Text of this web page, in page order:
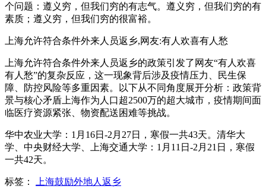
个问题：遵义穷，但我们穷的有志气。遵义穷，但我们穷的有
素质；遵义穷，但我们穷的很富裕。
上海允许符合条件外来人员返乡,网友:有人欢喜有人愁
上海允许符合条件外来人员返乡的政策引发了网友“有人欢喜
有人愁”的复杂反应，这一现象背后涉及疫情压力、民生保
障、防控风险等多重因素。以下从不同角度展开分析：政策背
景与核心矛盾上海作为人口超2500万的超大城市，疫情期间面
临医疗资源紧张、物资配送困难等挑战。
华中农业大学：1月16日-2月27日，寒假一共43天。清华大
学、中央财经大学、上海交通大学：1月11日-2月21日，寒假
一共42天。
标签： 上海鼓励外地人返乡